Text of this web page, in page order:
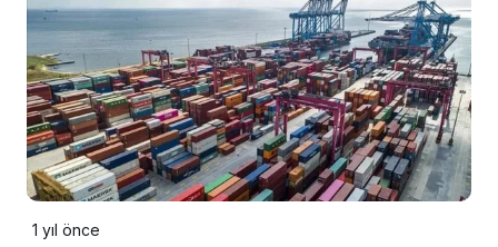
1 yıl önce